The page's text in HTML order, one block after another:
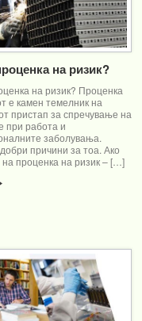
на ризик?
на ризик? Проценка
е камен темелник на
пристап за спречување на
при работа и
заболувања.
причини за тоа. Ако
на проценка на ризик – […]